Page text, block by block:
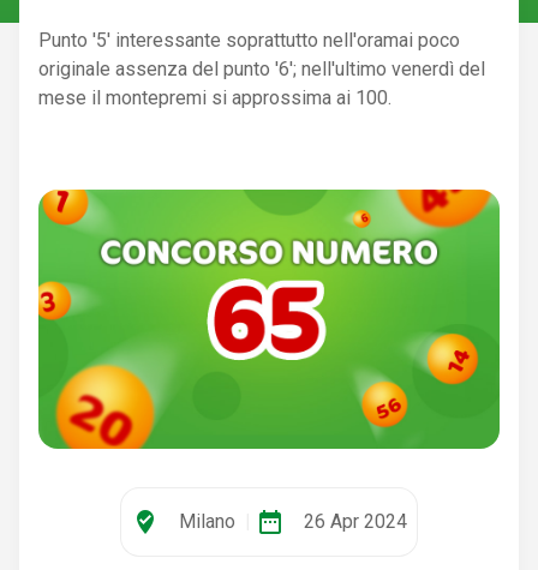
Punto '5' interessante soprattutto nell'oramai poco
originale assenza del punto '6'; nell'ultimo venerdì del
mese il montepremi si approssima ai 100.
where_to_vote Milano date_range 26 Apr 2024